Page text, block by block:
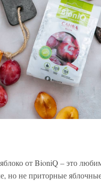
от BioniQ – это
но не приторные